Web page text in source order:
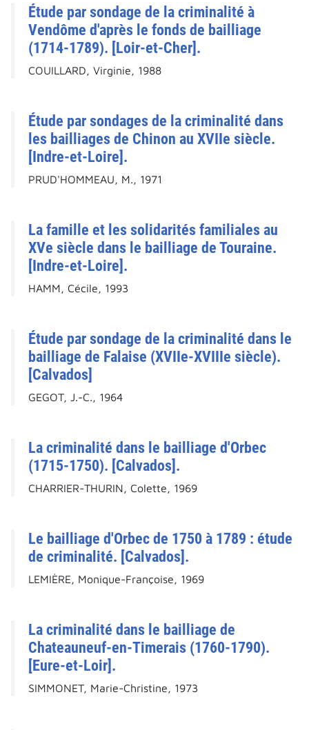
Étude par sondage de la criminalité à
Vendôme d'après le fonds de bailliage
(1714-1789). [Loir-et-Cher].
COUILLARD, Virginie, 1988
Étude par sondages de la criminalité dans
les bailliages de Chinon au XVIIe siècle.
[Indre-et-Loire].
PRUD'HOMMEAU, M., 1971
La famille et les solidarités familiales au
XVe siècle dans le bailliage de Touraine.
[Indre-et-Loire].
HAMM, Cécile, 1993
Étude par sondage de la criminalité dans le
bailliage de Falaise (XVIIe-XVIIIe siècle).
[Calvados]
GEGOT, J.-C., 1964
La criminalité dans le bailliage d'Orbec
(1715-1750). [Calvados].
CHARRIER-THURIN, Colette, 1969
Le bailliage d'Orbec de 1750 à 1789 : étude
de criminalité. [Calvados].
LEMIÈRE, Monique-Françoise, 1969
La criminalité dans le bailliage de
Chateauneuf-en-Timerais (1760-1790).
[Eure-et-Loir].
SIMMONET, Marie-Christine, 1973